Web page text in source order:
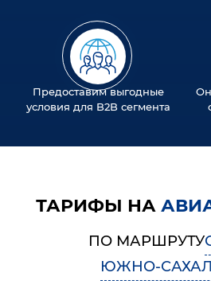
Предоставим выгодные
условия для B2B сегмента
ТАРИФЫ НА
ПО МАРШРУТУ
ЮЖНО-